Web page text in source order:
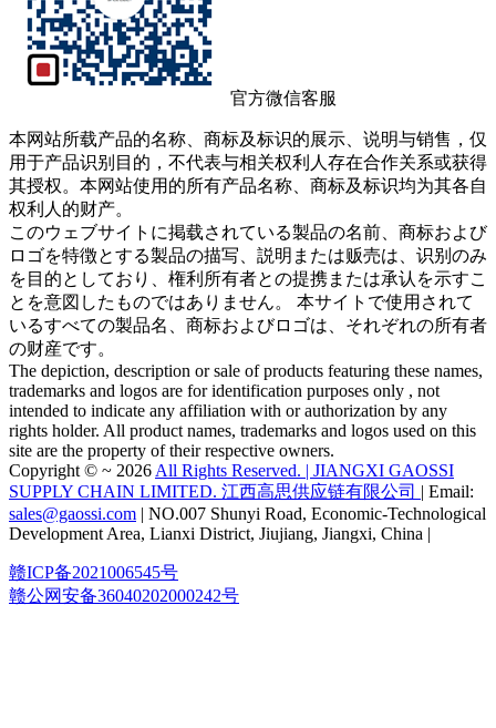
官方微信客服
本网站所载产品的名称、商标及标识的展示、说明与销售，仅
用于产品识别目的，不代表与相关权利人存在合作关系或获得
其授权。本网站使用的所有产品名称、商标及标识均为其各自
权利人的财产。
このウェブサイトに掲载されている製品の名前、商标および
ロゴを特徴とする製品の描写、説明または贩売は、识别のみ
を目的としており、権利所有者との提携または承认を示すこ
とを意図したものではありません。 本サイトで使用されて
いるすべての製品名、商标およびロゴは、それぞれの所有者
の财産です。
The depiction, description or sale of products featuring these names,
trademarks and logos are for identification purposes only , not
intended to indicate any affiliation with or authorization by any
rights holder. All product names, trademarks and logos used on this
site are the property of their respective owners.
Copyright © ~ 2026 All Rights Reserved. | JIANGXI GAOSSI
SUPPLY CHAIN LIMITED. 江西高思供应链有限公司 | Email:
sales@gaossi.com | NO.007 Shunyi Road, Economic-Technological
Development Area, Lianxi District, Jiujiang, Jiangxi, China |
赣ICP备2021006545号
赣公网安备36040202000242号